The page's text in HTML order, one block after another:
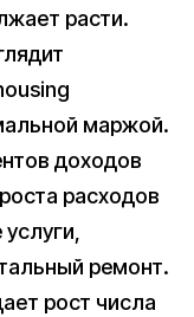
расти.
маржой.
доходов
расходов
ремонт.
рост числа